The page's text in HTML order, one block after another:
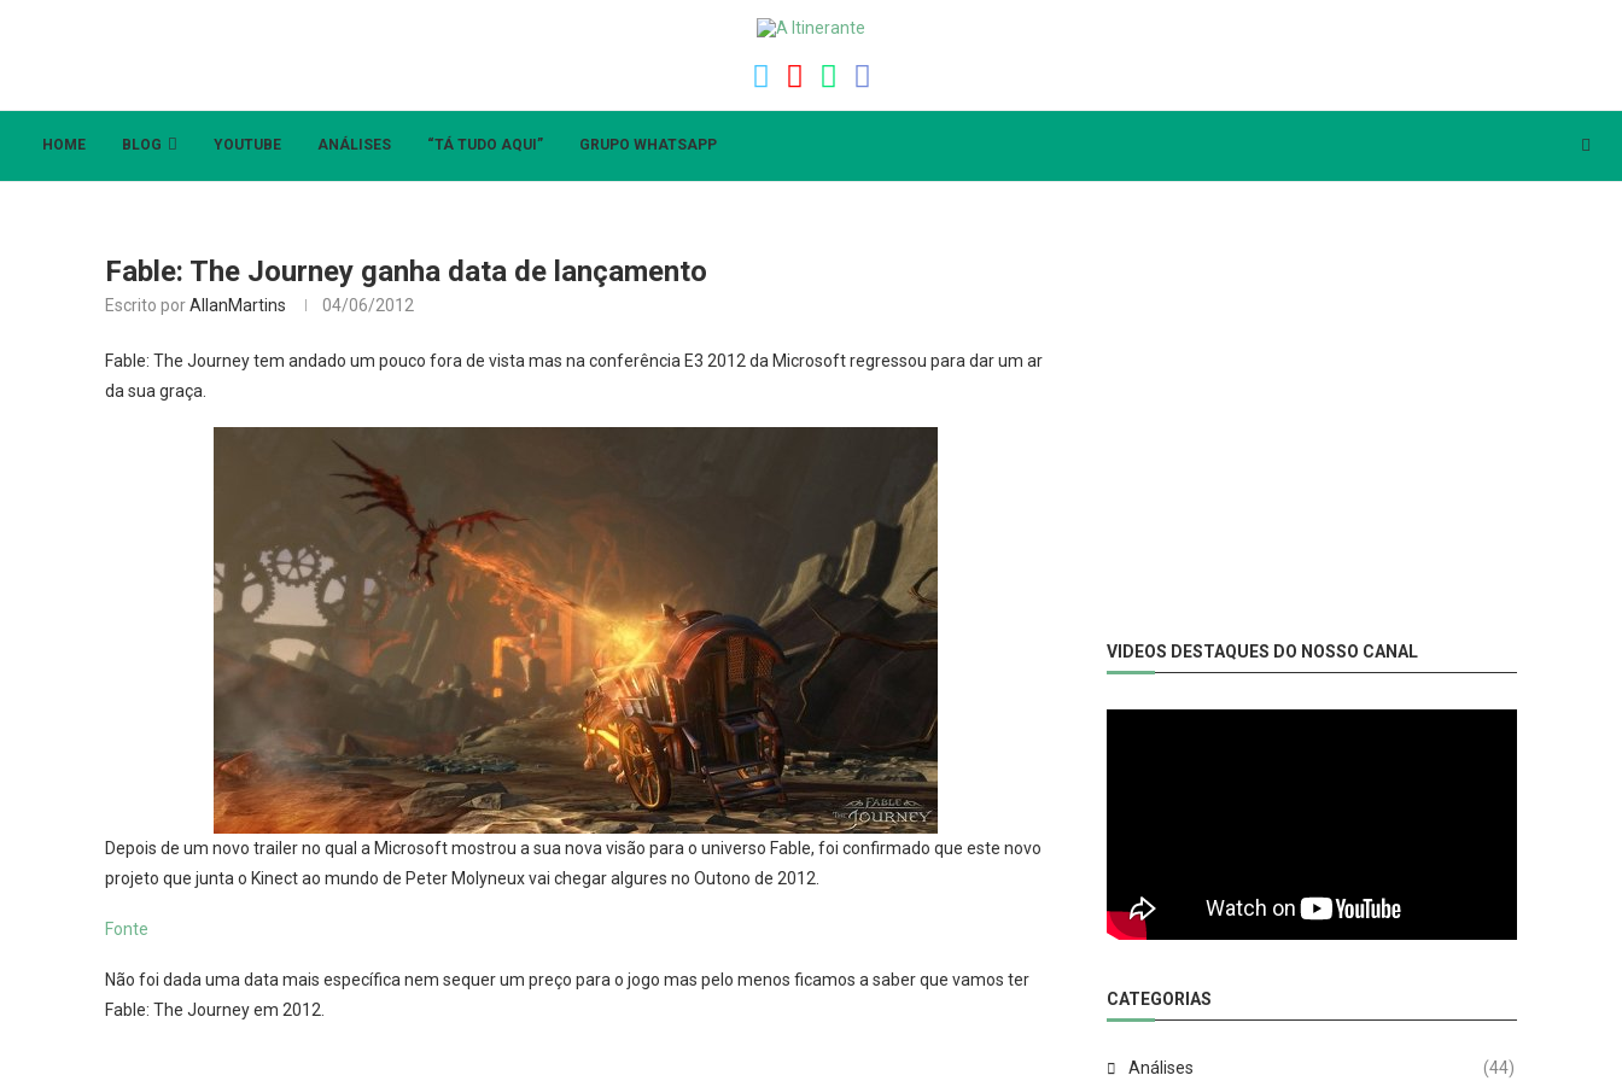
HOME BLOG YOUTUBE ANÁLISES “TÁ TUDO AQUI” GRUPO WHATSAPP
Fable: The Journey ganha data de lançamento
Escrito porAllanMartins 04/06/2012
Fable: The Journey tem andado um pouco fora de vista mas na conferência E3 2012 da Microsoft regressou para dar um ar
da sua graça.
Depois de um novo trailer no qual a Microsoft mostrou a sua nova visão para o universo Fable, foi confirmado que este novo
projeto que junta o Kinect ao mundo de Peter Molyneux vai chegar algures no Outono de 2012.
Fonte
Não foi dada uma data mais específica nem sequer um preço para o jogo mas pelo menos ficamos a saber que vamos ter
Fable: The Journey em 2012.
VIDEOS DESTAQUES DO NOSSO CANAL
CATEGORIAS
Análises (44)